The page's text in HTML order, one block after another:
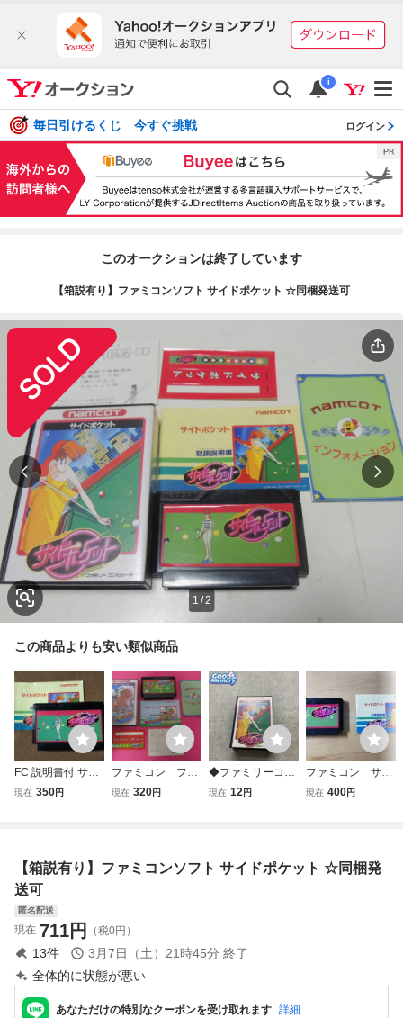
i
毎日引けるくじ 今すぐ挑戦 ログイン
このオークションは終了しています
【箱説有り】ファミコンソフト サイドポケット ☆同梱発送可
1 /2
この商品よりも安い類似商品
FC 説明書付 サイ
ドポケット 中古
現在 350円
ファミコン ファ
ミリージョッキ
現在 320円
◆ファミリーコン
ピューター/ファミ
現在 12円
ファミコン サイ
ドポケット
現在 400円
【箱説有り】ファミコンソフト サイドポケット ☆同梱発
送可
匿名配送
現在 711円 （税0円）
13件 3月7日（土）21時45分 終了
全体的に状態が悪い
あなただけの特別なクーポンを受け取れます 詳細